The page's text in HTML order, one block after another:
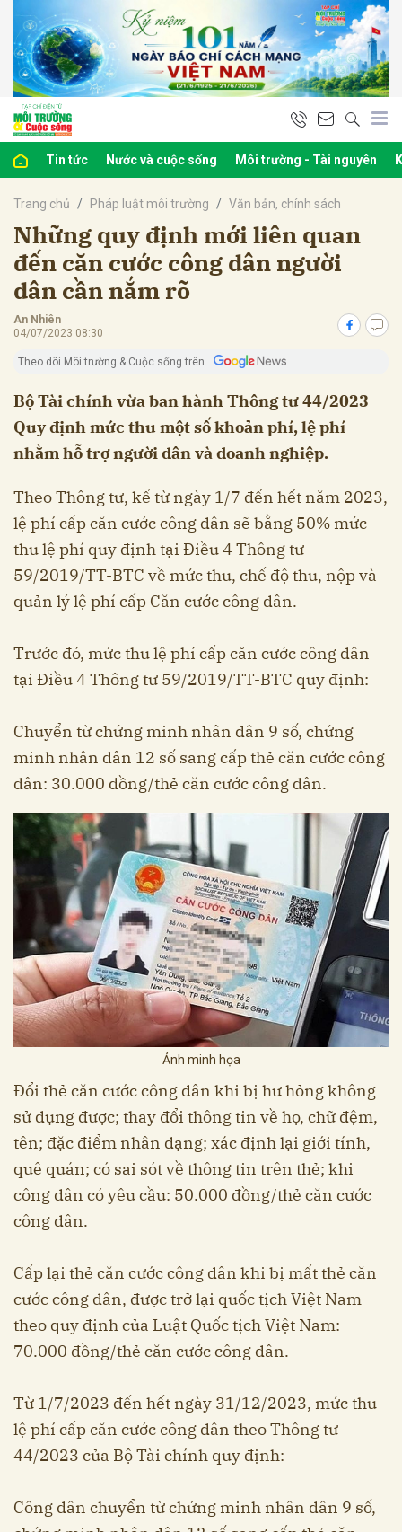
Tin tức Nước và cuộc sống Môi trường - Tài nguyên
Trang chủ Pháp luật môi trường Văn bản, chính sách
Những quy định mới liên quan
đến căn cước công dân người
dân cần nắm rõ
An Nhiên
04/07/2023 08:30
Theo dõi Môi trường & Cuộc sống trên
Bộ Tài chính vừa ban hành Thông tư 44/2023
Quy định mức thu một số khoản phí, lệ phí
nhằm hỗ trợ người dân và doanh nghiệp.
Theo Thông tư, kể từ ngày 1/7 đến hết năm 2023,
lệ phí cấp căn cước công dân sẽ bằng 50% mức
thu lệ phí quy định tại Điều 4 Thông tư
59/2019/TT-BTC về mức thu, chế độ thu, nộp và
quản lý lệ phí cấp Căn cước công dân.
Trước đó, mức thu lệ phí cấp căn cước công dân
tại Điều 4 Thông tư 59/2019/TT-BTC quy định:
Chuyển từ chứng minh nhân dân 9 số, chứng
minh nhân dân 12 số sang cấp thẻ căn cước công
dân: 30.000 đồng/thẻ căn cước công dân.
Ảnh minh họa
Đổi thẻ căn cước công dân khi bị hư hỏng không
sử dụng được; thay đổi thông tin về họ, chữ đệm,
tên; đặc điểm nhân dạng; xác định lại giới tính,
quê quán; có sai sót về thông tin trên thẻ; khi
công dân có yêu cầu: 50.000 đồng/thẻ căn cước
công dân.
Cấp lại thẻ căn cước công dân khi bị mất thẻ căn
cước công dân, được trở lại quốc tịch Việt Nam
theo quy định của Luật Quốc tịch Việt Nam:
70.000 đồng/thẻ căn cước công dân.
Từ 1/7/2023 đến hết ngày 31/12/2023, mức thu
lệ phí cấp căn cước công dân theo Thông tư
44/2023 của Bộ Tài chính quy định:
Công dân chuyển từ chứng minh nhân dân 9 số,
luận